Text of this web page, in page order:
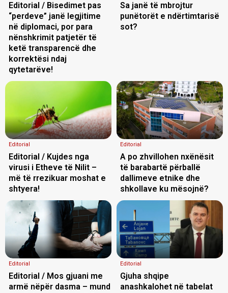
Editorial / Bisedimet pas
“perdeve” janë legjitime
në diplomaci, por para
nënshkrimit patjetër të
ketë transparencë dhe
korrektësi ndaj
qytetarëve!
Sa janë të mbrojtur
punëtorët e ndërtimtarisë
sot?
Editorial
Editorial / Kujdes nga
virusi i Etheve të Nilit –
më të rrezikuar moshat e
shtyera!
Editorial
A po zhvillohen nxënësit
të barabartë përballë
dallimeve etnike dhe
shkollave ku mësojnë?
Editorial
Editorial / Mos gjuani me
armë nëpër dasma – mund
Editorial
Gjuha shqipe
anashkalohet në tabelat